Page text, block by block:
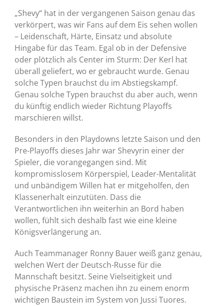
„Shevy“ hat in der vergangenen Saison genau das
verkörpert, was wir Fans auf dem Eis sehen wollen
– Leidenschaft, Härte, Einsatz und absolute
Hingabe für das Team. Egal ob in der Defensive
oder plötzlich als Center im Sturm: Der Kerl hat
überall geliefert, wo er gebraucht wurde. Genau
solche Typen brauchst du im Abstiegskampf.
Genau solche Typen brauchst du aber auch, wenn
du künftig endlich wieder Richtung Playoffs
marschieren willst.
Besonders in den Playdowns letzte Saison und den
Pre-Playoffs dieses Jahr war Shevyrin einer der
Spieler, die vorangegangen sind. Mit
kompromisslosem Körperspiel, Leader-Mentalität
und unbändigem Willen hat er mitgeholfen, den
Klassenerhalt einzutüten. Dass die
Verantwortlichen ihn weiterhin an Bord haben
wollen, fühlt sich deshalb fast wie eine kleine
Königsverlängerung an.
Auch Teammanager Ronny Bauer weiß ganz genau,
welchen Wert der Deutsch-Russe für die
Mannschaft besitzt. Seine Vielseitigkeit und
physische Präsenz machen ihn zu einem enorm
wichtigen Baustein im System von Jussi Tuores.